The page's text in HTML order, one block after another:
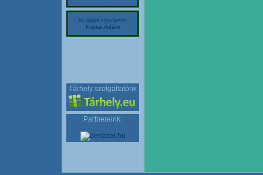
Az oldalt készítette:
Kriska Ádám
Tárhely szolgáltatónk
Partnereink: